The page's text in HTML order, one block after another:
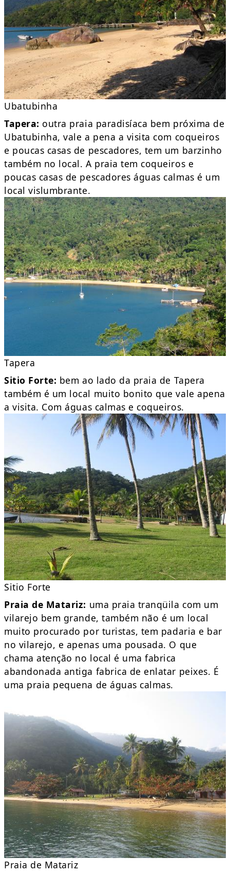
Ubatubinha
Tapera: outra praia paradisíaca bem próxima de
Ubatubinha, vale a pena a visita com coqueiros
e poucas casas de pescadores, tem um barzinho
também no local. A praia tem coqueiros e
poucas casas de pescadores águas calmas é um
local vislumbrante.
Tapera
Sitio Forte: bem ao lado da praia de Tapera
também é um local muito bonito que vale apena
a visita. Com águas calmas e coqueiros.
Sitio Forte
Praia de Matariz: uma praia tranqüila com um
vilarejo bem grande, também não é um local
muito procurado por turistas, tem padaria e bar
no vilarejo, e apenas uma pousada. O que
chama atenção no local é uma fabrica
abandonada antiga fabrica de enlatar peixes. É
uma praia pequena de águas calmas.
Praia de Matariz